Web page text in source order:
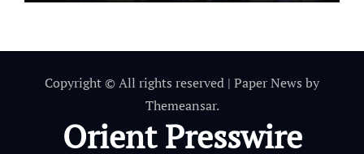
Copyright © All rights reserved | Paper News by
Themeansar.
Orient Presswire